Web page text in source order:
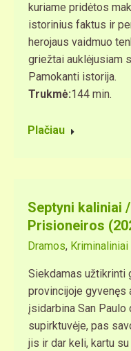
kuriame pridėtos
istorinius faktus ir
herojaus vaidmuo
griežtai auklėjusiam
Pamokanti istorija.
Trukmė:144 min.
Plačiau
Septyni kaliniai
Prisioneiros
Dramos, Kriminaliniai
Siekdamas užtikrinti
provincijoje
įsidarbina San
supirktuvėje, pas
jis ir dar keli, kartu